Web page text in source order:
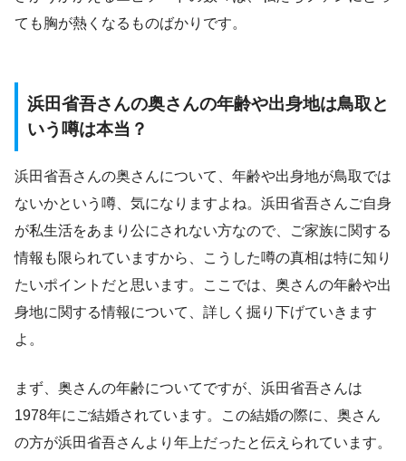
ても胸が熱くなるものばかりです。
浜田省吾さんの奥さんの年齢や出身地は鳥取と
いう噂は本当？
浜田省吾さんの奥さんについて、年齢や出身地が鳥取では
ないかという噂、気になりますよね。浜田省吾さんご自身
が私生活をあまり公にされない方なので、ご家族に関する
情報も限られていますから、こうした噂の真相は特に知り
たいポイントだと思います。ここでは、奥さんの年齢や出
身地に関する情報について、詳しく掘り下げていきます
よ。
まず、奥さんの年齢についてですが、浜田省吾さんは
1978年にご結婚されています。この結婚の際に、奥さん
の方が浜田省吾さんより年上だったと伝えられています。